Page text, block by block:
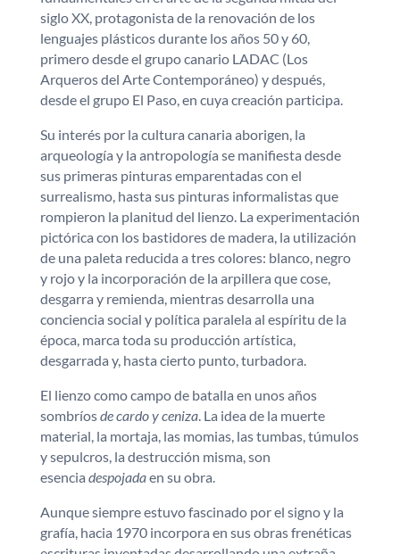
siglo XX, protagonista de la renovación de los
lenguajes plásticos durante los años 50 y 60,
primero desde el grupo canario LADAC (Los
Arqueros del Arte Contemporáneo) y después,
desde el grupo El Paso, en cuya creación participa.
Su interés por la cultura canaria aborigen, la
arqueología y la antropología se manifiesta desde
sus primeras pinturas emparentadas con el
surrealismo, hasta sus pinturas informalistas que
rompieron la planitud del lienzo. La experimentación
pictórica con los bastidores de madera, la utilización
de una paleta reducida a tres colores: blanco, negro
y rojo y la incorporación de la arpillera que cose,
desgarra y remienda, mientras desarrolla una
conciencia social y política paralela al espíritu de la
época, marca toda su producción artística,
desgarrada y, hasta cierto punto, turbadora.
El lienzo como campo de batalla en unos años
sombríosde cardo y ceniza. La idea de la muerte
material, la mortaja, las momias, las tumbas, túmulos
y sepulcros, la destrucción misma, son
esencia despojadaen su obra.
Aunque siempre estuvo fascinado por el signo y la
grafía, hacia 1970 incorpora en sus obras frenéticas